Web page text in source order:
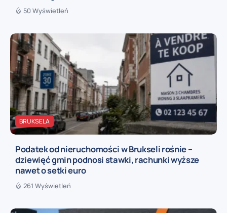
50 Wyświetleń
BRUKSELA
Podatek od nieruchomości w Brukseli rośnie –
dziewięć gmin podnosi stawki, rachunki wyższe
nawet o setki euro
261 Wyświetleń